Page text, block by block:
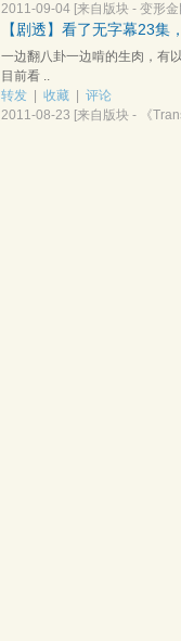
2011-09-04 [来自版块 - 变形
【剧透】看了无字幕23
一边翻八卦一边啃的生肉，有
目前看 ..
转发 | 收藏 | 评论
2011-08-23 [来自版块 - 《